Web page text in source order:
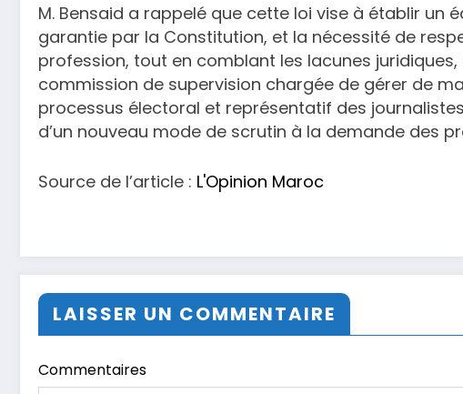
M. Bensaid a rappelé que cette loi vise à établir un
garantie par la Constitution, et la nécessité de
profession, tout en comblant les lacunes juridiques,
commission de supervision chargée de gérer de
processus électoral et représentatif des
d’un nouveau mode de scrutin à la demande des
Source de l’article : L'Opinion Maroc
LAISSER UN COMMENTAIRE
Commentaires